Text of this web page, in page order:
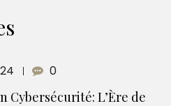
0
Cybersécurité: L’Ère de